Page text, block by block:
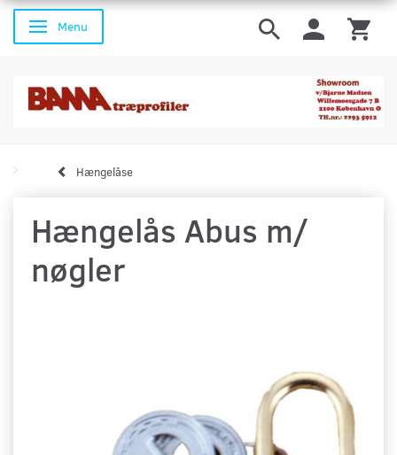
Skifte navigation
Menu
Hængelåse
Hængelås Abus m/
nøgler